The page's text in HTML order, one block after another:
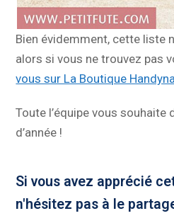
Bien évidemment, cette liste
alors si vous ne trouvez pas
vous sur La Boutique
Toute l’équipe vous souhaite
d’année !
Si vous avez apprécié
n'hésitez pas à le